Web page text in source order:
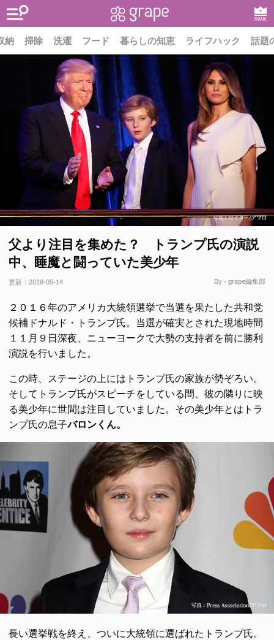
RANK
納 掃除 洗濯 フード 暮らしの知恵 ライフハック 話題
父より注目を集めた？ トランプ氏の演説
中、睡魔と闘っていた美少年
更新： 2018-05-14 By - grape編集部
２０１６年のアメリカ大統領選挙で当選を果たした共和党
候補ドナルド・トランプ氏。当選が確実とされた現地時間
１１月９日深夜、ニューヨークで大勢の支持者を前に勝利
演説を行いました。
この時、ステージの上にはトランプ氏の家族が勢ぞろい。
そしてトランプ氏がスピーチをしている間、彼の隣りに映
る美少年に世間は注目していました。その美少年とはトラ
ンプ氏の息子バロンくん。
長い選挙戦を終え、ついに大統領に選ばれたトランプ氏。